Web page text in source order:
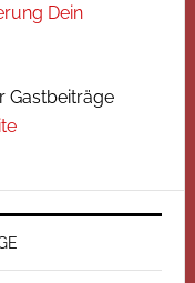
Dein
Gastbeiträge